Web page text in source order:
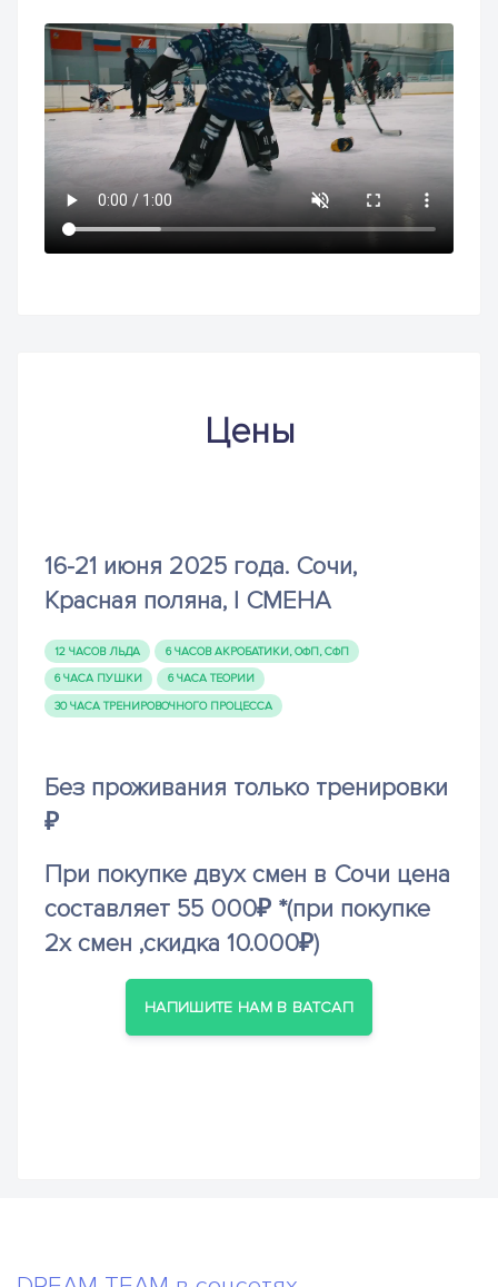
Цены
16-21 июня 2025 года. Сочи,
Красная поляна, I СМЕНА
12 ЧАСОВ ЛЬДА
6 ЧАСОВ АКРОБАТИКИ, ОФП, СФП
6 ЧАСА ПУШКИ
6 ЧАСА ТЕОРИИ
30 ЧАСА ТРЕНИРОВОЧНОГО ПРОЦЕССА
Без проживания только тренировки
₽
При покупке двух смен в Сочи цена
составляет 55 000₽ *(при покупке
2х смен ,скидка 10.000₽)
НАПИШИТЕ НАМ В ВАТСАП